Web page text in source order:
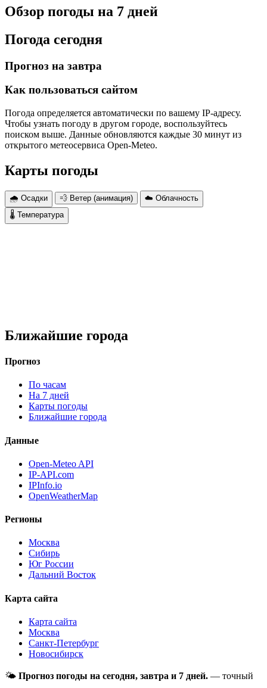
Обзор погоды на 7 дней
Погода сегодня
Прогноз на завтра
Как пользоваться сайтом
Погода определяется автоматически по вашему IP-адресу.
Чтобы узнать погоду в другом городе, воспользуйтесь
поиском выше. Данные обновляются каждые 30 минут из
открытого метеосервиса Open-Meteo.
Карты погоды
🌧 Осадки 💨 Ветер (анимация)
☁️ Облачность
🌡 Температура
Ближайшие города
Прогноз
По часам
На 7 дней
Карты погоды
Ближайшие города
Данные
Open-Meteo API
IP-API.com
IPInfo.io
OpenWeatherMap
Регионы
Москва
Сибирь
Юг России
Дальний Восток
Карта сайта
Карта сайта
Москва
Санкт-Петербург
Новосибирск
🌤 Прогноз погоды на сегодня, завтра и 7 дней. — точный